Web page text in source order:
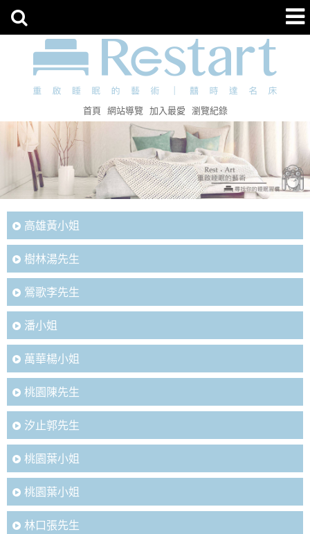
首頁 網站導覽 加入最愛 瀏覽紀錄
高雄黃小姐
樹林湯先生
鶯歌李先生
潘小姐
萬華楊小姐
桃園陳先生
汐止郭先生
桃園葉小姐
桃園葉小姐
林口張先生